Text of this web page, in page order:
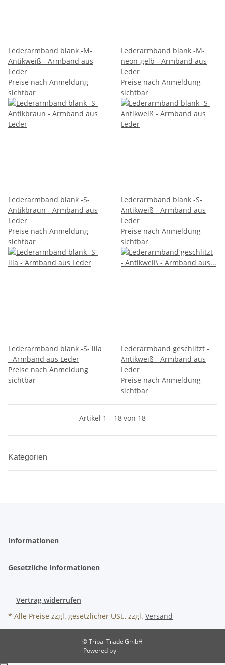
Lederarmband blank -M-
Antikweiß - Armband aus
Leder
Preise nach Anmeldung
sichtbar
Lederarmband blank -M-
neon-gelb - Armband aus
Leder
Preise nach Anmeldung
sichtbar
Lederarmband blank -S-
Antikbraun - Armband aus
Leder
Preise nach Anmeldung
sichtbar
Lederarmband blank -S-
Antikweiß - Armband aus
Leder
Preise nach Anmeldung
sichtbar
Lederarmband blank -S- lila
- Armband aus Leder
Preise nach Anmeldung
sichtbar
Lederarmband geschlitzt -
Antikweiß - Armband aus
Leder
Preise nach Anmeldung
sichtbar
Artikel 1 - 18 von 18
Kategorien
Informationen
Gesetzliche Informationen
Vertrag widerrufen
* Alle Preise zzgl. gesetzlicher USt., zzgl. Versand
© Tribal Trade GmbH
Powered by